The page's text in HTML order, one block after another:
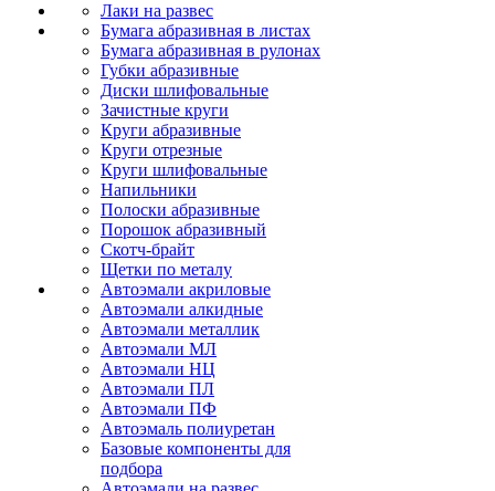
Лаки на развес
Бумага абразивная в листах
Бумага абразивная в рулонах
Губки абразивные
Диски шлифовальные
Зачистные круги
Круги абразивные
Круги отрезные
Круги шлифовальные
Напильники
Полоски абразивные
Порошок абразивный
Скотч-брайт
Щетки по металу
Автоэмали акриловые
Автоэмали алкидные
Автоэмали металлик
Автоэмали МЛ
Автоэмали НЦ
Автоэмали ПЛ
Автоэмали ПФ
Автоэмаль полиуретан
Базовые компоненты для
подбора